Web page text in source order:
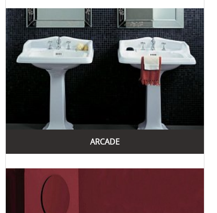
ARCADE